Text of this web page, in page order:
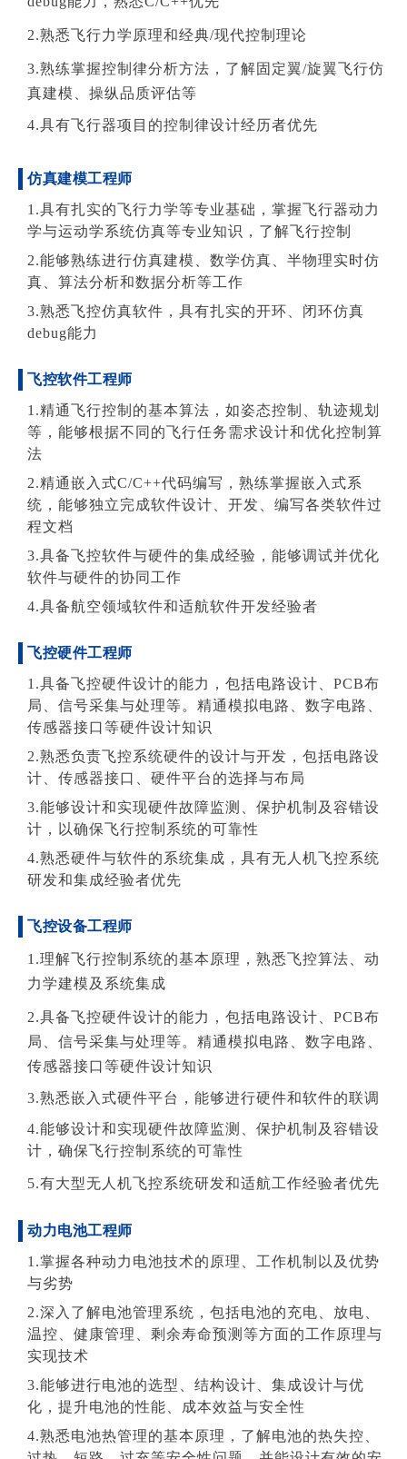
2.熟悉飞行力学原理和经典/现代控制理论
3.熟练掌握控制律分析方法，了解固定翼/旋翼飞行仿
真建模、操纵品质评估等
4.具有飞行器项目的控制律设计经历者优先
仿真建模工程师
1.具有扎实的飞行力学等专业基础，掌握飞行器动力
学与运动学系统仿真等专业知识，了解飞行控制
2.能够熟练进行仿真建模、数学仿真、半物理实时仿
真、算法分析和数据分析等工作
3.熟悉飞控仿真软件，具有扎实的开环、闭环仿真
debug能力
飞控软件工程师
1.精通飞行控制的基本算法，如姿态控制、轨迹规划
等，能够根据不同的飞行任务需求设计和优化控制算
法
2.精通嵌入式C/C++代码编写，熟练掌握嵌入式系
统，能够独立完成软件设计、开发、编写各类软件过
程文档
3.具备飞控软件与硬件的集成经验，能够调试并优化
软件与硬件的协同工作
4.具备航空领域软件和适航软件开发经验者
飞控硬件工程师
1.具备飞控硬件设计的能力，包括电路设计、PCB布
局、信号采集与处理等。精通模拟电路、数字电路、
传感器接口等硬件设计知识
2.熟悉负责飞控系统硬件的设计与开发，包括电路设
计、传感器接口、硬件平台的选择与布局
3.能够设计和实现硬件故障监测、保护机制及容错设
计，以确保飞行控制系统的可靠性
4.熟悉硬件与软件的系统集成，具有无人机飞控系统
研发和集成经验者优先
飞控设备工程师
1.理解飞行控制系统的基本原理，熟悉飞控算法、动
力学建模及系统集成
2.具备飞控硬件设计的能力，包括电路设计、PCB布
局、信号采集与处理等。精通模拟电路、数字电路、
传感器接口等硬件设计知识
3.熟悉嵌入式硬件平台，能够进行硬件和软件的联调
4.能够设计和实现硬件故障监测、保护机制及容错设
计，确保飞行控制系统的可靠性
5.有大型无人机飞控系统研发和适航工作经验者优先
动力电池工程师
1.掌握各种动力电池技术的原理、工作机制以及优势
与劣势
2.深入了解电池管理系统，包括电池的充电、放电、
温控、健康管理、剩余寿命预测等方面的工作原理与
实现技术
3.能够进行电池的选型、结构设计、集成设计与优
化，提升电池的性能、成本效益与安全性
4.熟悉电池热管理的基本原理，了解电池的热失控、